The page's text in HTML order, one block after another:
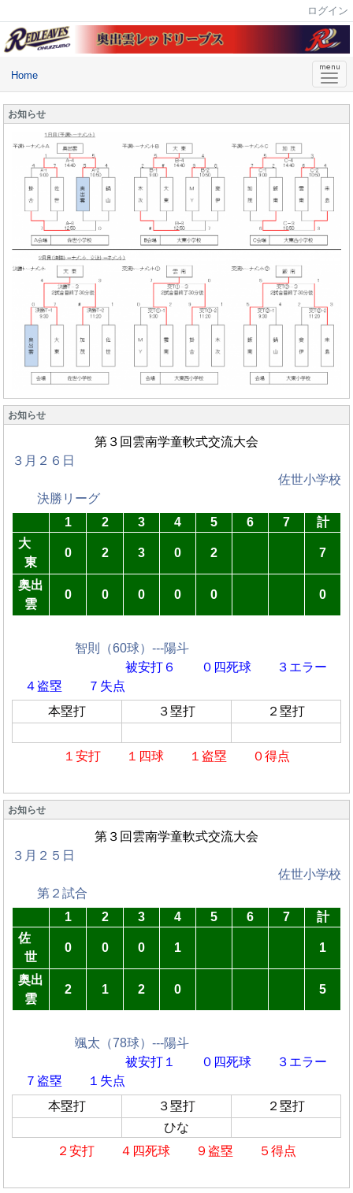
ログイン
Home
お知らせ
お知らせ
第３回雲南学童軟式交流大会
３月２６日
佐世小学校
決勝リーグ
1
2 3 4 5 6 7
計
大
東
0 2 3 0 2 7
奥出
雲
0 0 0 0 0 0
智則（60球）---陽斗
被安打６ ０四死球
３エラー
４盗塁 ７失点
本塁打
３塁打 ２塁打
１安打 １四球 １盗塁 ０得点
お知らせ
第３回雲南学童軟式交流大会
３月２５日
佐世小学校
第２試合
1
2 3 4 5 6 7
計
佐
世
0 0 0 1 1
奥出
雲
2 1 2 0 5
颯太（78球）---陽斗
被安打１ ０四死球
３エラー
７盗塁 １失点
本塁打
３塁打
２塁打
ひな
２安打 ４四死球 ９盗塁 ５得点